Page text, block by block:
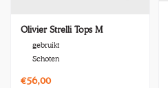
Olivier Strelli Tops M
gebruikt
Schoten
€56,00